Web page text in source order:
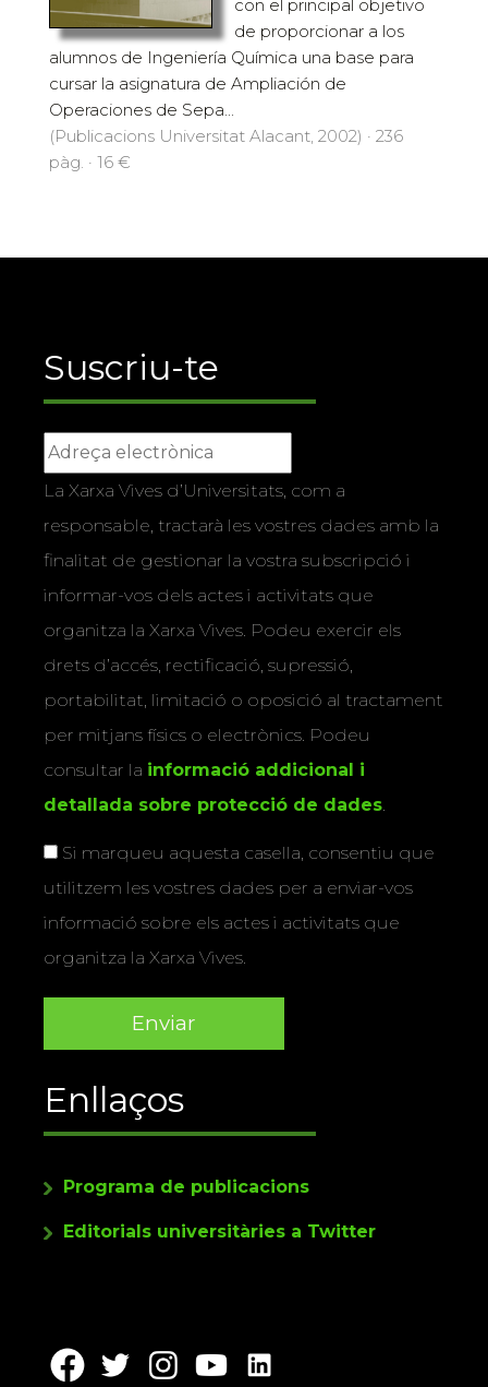
con el principal objetivo
de proporcionar a los
alumnos de Ingeniería Química una base para
cursar la asignatura de Ampliación de
Operaciones de Sepa...
(Publicacions Universitat Alacant, 2002) · 236
pàg. · 16 €
Suscriu-te
La Xarxa Vives d’Universitats, com a
responsable, tractarà les vostres dades amb la
finalitat de gestionar la vostra subscripció i
informar-vos dels actes i activitats que
organitza la Xarxa Vives. Podeu exercir els
drets d’accés, rectificació, supressió,
portabilitat, limitació o oposició al tractament
per mitjans físics o electrònics. Podeu
consultar la informació addicional i
detallada sobre protecció de dades.
Si marqueu aquesta casella, consentiu que
utilitzem les vostres dades per a enviar-vos
informació sobre els actes i activitats que
organitza la Xarxa Vives.
Enllaços
Programa de publicacions
Editorials universitàries a Twitter